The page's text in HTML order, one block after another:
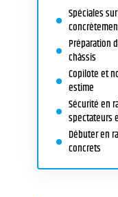
Spéciales
Préparation
châssis
Copilote et
estime
Sécurité en
spectateurs
Débuter en
concrets